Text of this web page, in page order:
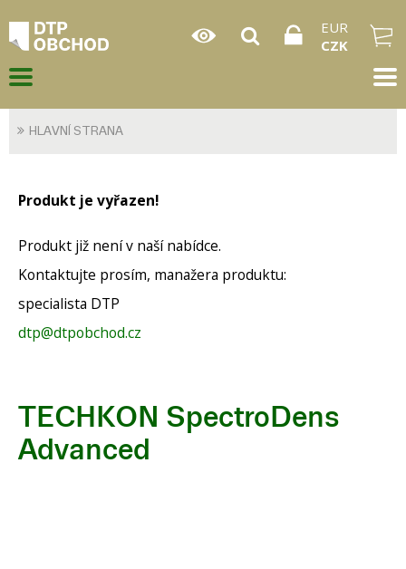
EUR
CZK
HLAVNÍ STRANA
Produkt je vyřazen!
Produkt již není v naší nabídce.
Kontaktujte prosím, manažera produktu:
specialista DTP
dtp@dtpobchod.cz
TECHKON SpectroDens
Advanced